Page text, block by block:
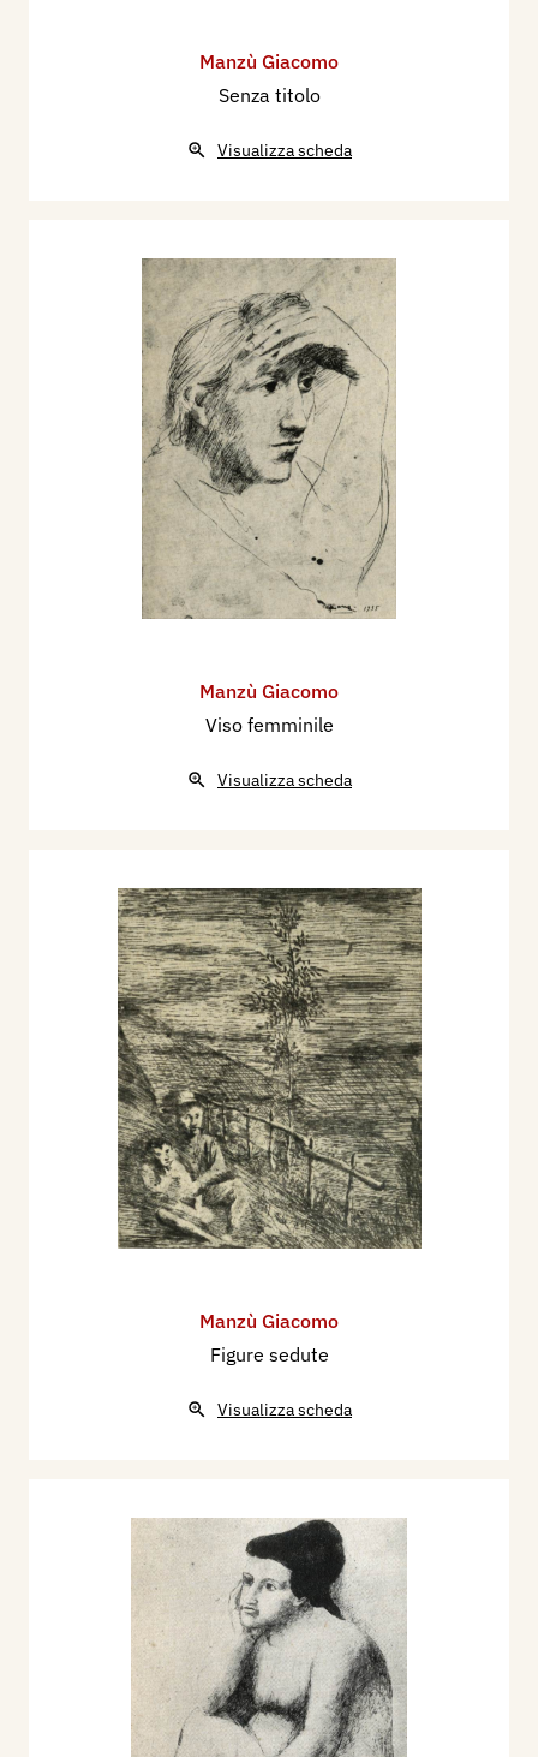
Manzù Giacomo
Senza titolo
Visualizza scheda
Manzù Giacomo
Viso femminile
Visualizza scheda
Manzù Giacomo
Figure sedute
Visualizza scheda